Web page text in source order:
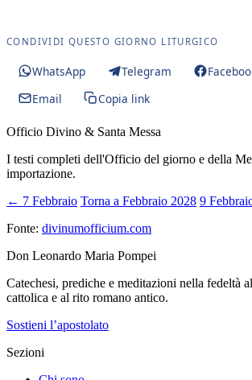
CONDIVIDI QUESTO GIORNO LITURGICO
WhatsApp Telegram
Email
Copia link
Officio Divino & Santa Messa
I testi completi dell'Officio del giorno e della
importazione.
← 7 Febbraio Torna a Febbraio 2028 9
Fonte: divinumofficium.com
Don Leonardo Maria Pompei
Catechesi, prediche e meditazioni nella fedeltà
cattolica e al rito romano antico.
Sostieni l’apostolato
Sezioni